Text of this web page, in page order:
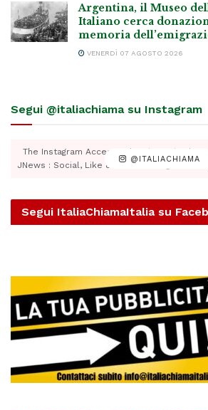
Argentina, il Museo
Italiano cerca
memoria
VENERDÌ 07 AGOSTO 2026
Segui @italiachiama su Instagram
@ITALIACHIAMA
The Instagram Access Token is expired,
JNews : Social, Like & View > Instagram
Segui ItaliaChiamaItalia su